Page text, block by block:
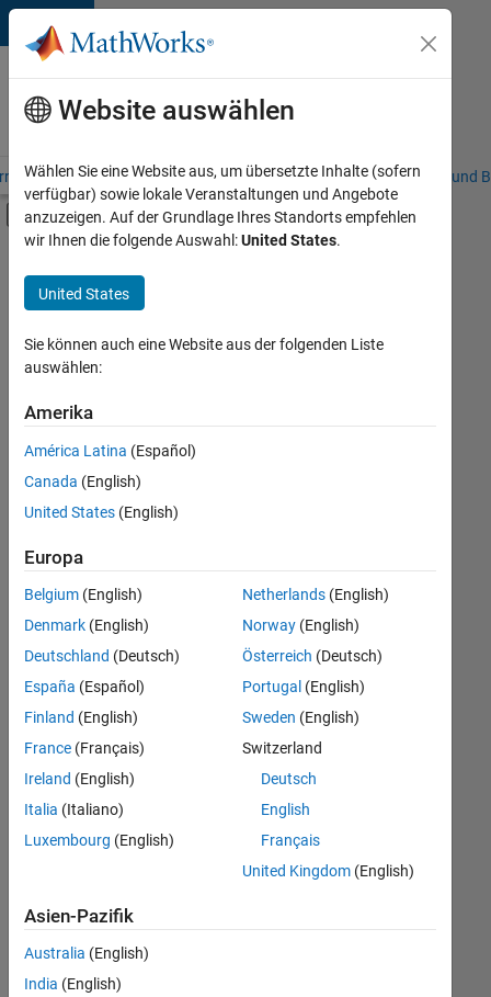
Weiter zum Inhalt
Karriere
bei
MathWorks
– Übersicht Stellensuche Niederlassungen Studierende und
Umschaltung für Off-Canvas-
Hauptinhalt
Commercial Sales
Customer Support
Education Sales
Inside Sales
Marketing Services
Business Model Team
Human Resources
+6
Derzeit
es
keine
offenen
Stellen,
Ihren
Suchkriterien
entsprechen.
können
die
Suchkriterien
weiter
fassen
oder
alle
Stellenangebote
anzeigen .
noch
keine
offenen
Website auswählen
Wählen Sie eine Website aus, um übersetzte Inhalte (sofern
verfügbar) sowie lokale Veranstaltungen und Angebote
anzuzeigen. Auf der Grundlage Ihres Standorts empfehlen
wir Ihnen die folgende Auswahl:United States.
United States
Sie können auch eine Website aus der folgenden Liste
auswählen:
Amerika
América Latina (Español)
Canada (English)
United States (English)
Europa
Belgium (English)
Denmark (English)
Deutschland (Deutsch)
España (Español)
Finland (English)
France (Français)
Ireland (English)
Italia (Italiano)
Luxembourg (English)
Netherlands(English)
Norway(English)
Österreich (Deutsch)
Portugal (English)
Sweden (English)
Switzerland
Deutsch
English
Français
United Kingdom(English)
Asien-Pazifik
Australia (English)
India (English)